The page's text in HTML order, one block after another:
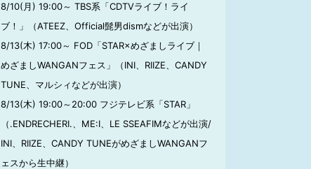
8/10(月) 19:00～ TBS系「CDTVライブ！ライ
ブ！」（ATEEZ、Official髭男dismなどが出演）
8/13(木) 17:00～ FOD「STAR×めざましライブ｜
めざましWANGANフェス」（INI、RIIZE、CANDY
TUNE、マルシィなどが出演）
8/13(木) 19:00～20:00 フジテレビ系「STAR」
（.ENDRECHERI.、ME:I、LE SSEAFIMなどが出演/
INI、RIIZE、CANDY TUNEがめざましWANGANフ
ェスから生中継）